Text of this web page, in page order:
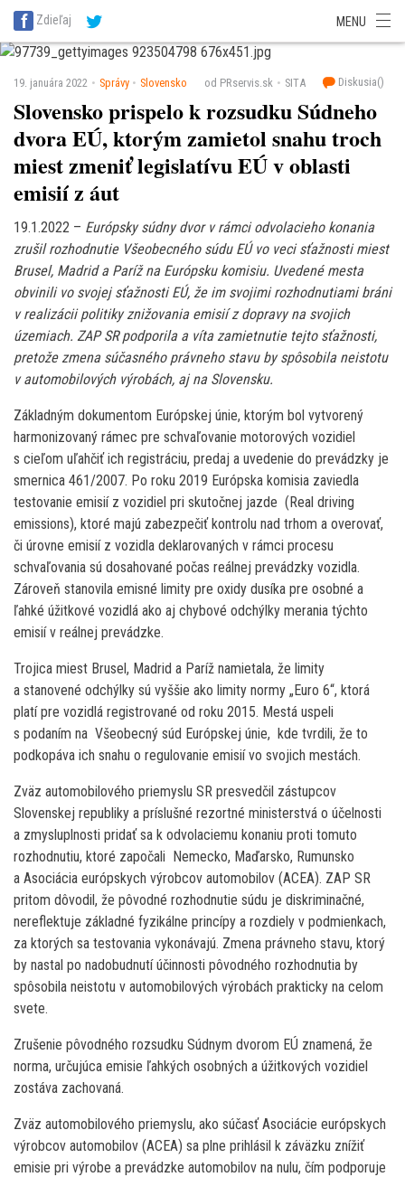
SITA Energetika
SITA Potravinárstvo
Zdieľaj MENU
19. januára 2022 Správy Slovensko od PRservis.sk SITA Diskusia()
Slovensko prispelo k rozsudku Súdneho
dvora EÚ, ktorým zamietol snahu troch
miest zmeniť legislatívu EÚ v oblasti
emisií z áut
19.1.2022 – Európsky súdny dvor v rámci odvolacieho konania
zrušil rozhodnutie Všeobecného súdu EÚ vo veci sťažnosti miest
Brusel, Madrid a Paríž na Európsku komisiu. Uvedené mesta
obvinili vo svojej sťažnosti EÚ, že im svojimi rozhodnutiami bráni
v realizácii politiky znižovania emisií z dopravy na svojich
územiach. ZAP SR podporila a víta zamietnutie tejto sťažnosti,
pretože zmena súčasného právneho stavu by spôsobila neistotu
v automobilových výrobách, aj na Slovensku.
Základným dokumentom Európskej únie, ktorým bol vytvorený
harmonizovaný rámec pre schvaľovanie motorových vozidiel
s cieľom uľahčiť ich registráciu, predaj a uvedenie do prevádzky je
smernica 461/2007. Po roku 2019 Európska komisia zaviedla
testovanie emisií z vozidiel pri skutočnej jazde (Real driving
emissions), ktoré majú zabezpečiť kontrolu nad trhom a overovať,
či úrovne emisií z vozidla deklarovaných v rámci procesu
schvaľovania sú dosahované počas reálnej prevádzky vozidla.
Zároveň stanovila emisné limity pre oxidy dusíka pre osobné a
ľahké úžitkové vozidlá ako aj chybové odchýlky merania týchto
emisií v reálnej prevádzke.
Trojica miest Brusel, Madrid a Paríž namietala, že limity
a stanovené odchýlky sú vyššie ako limity normy „Euro 6“, ktorá
platí pre vozidlá registrované od roku 2015. Mestá uspeli
s podaním na Všeobecný súd Európskej únie, kde tvrdili, že to
podkopáva ich snahu o regulovanie emisií vo svojich mestách.
Zväz automobilového priemyslu SR presvedčil zástupcov
Slovenskej republiky a príslušné rezortné ministerstvá o účelnosti
a zmysluplnosti pridať sa k odvolaciemu konaniu proti tomuto
rozhodnutiu, ktoré započali Nemecko, Maďarsko, Rumunsko
a Asociácia európskych výrobcov automobilov (ACEA). ZAP SR
pritom dôvodil, že pôvodné rozhodnutie súdu je diskriminačné,
nereflektuje základné fyzikálne princípy a rozdiely v podmienkach,
za ktorých sa testovania vykonávajú. Zmena právneho stavu, ktorý
by nastal po nadobudnutí účinnosti pôvodného rozhodnutia by
spôsobila neistotu v automobilových výrobách prakticky na celom
svete.
Zrušenie pôvodného rozsudku Súdnym dvorom EÚ znamená, že
norma, určujúca emisie ľahkých osobných a úžitkových vozidiel
zostáva zachovaná.
Zväz automobilového priemyslu, ako súčasť Asociácie európskych
výrobcov automobilov (ACEA) sa plne prihlásil k záväzku znížiť
emisie pri výrobe a prevádzke automobilov na nulu, čím podporuje